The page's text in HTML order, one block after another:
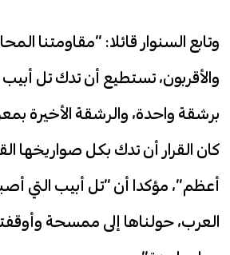
وتابع السنوار قائلا: “مقاومتنا
برشقة واحدة، والرشقة الأخيرة
كان القرار أن تدك بكل صواريخها
أعظم”، مؤكدا أن “تل أبيب التي
العرب، حولناها إلى ممسحة